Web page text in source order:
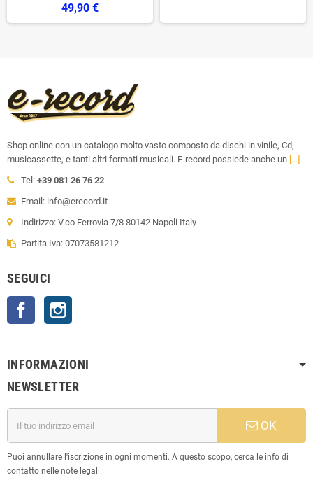
49,90 €
Shop online con un catalogo molto vasto composto da dischi in vinile, Cd,
musicassette, e tanti altri formati musicali. E-record possiede anche un [...]
Tel: +39 081 26 76 22
Email: info@erecord.it
Indirizzo: V.co Ferrovia 7/8 80142 Napoli Italy
Partita Iva: 07073581212
SEGUICI
Facebook
INFORMAZIONI
NEWSLETTER
OK
Puoi annullare l'iscrizione in ogni momenti. A questo scopo, cerca le info di
contatto nelle note legali.